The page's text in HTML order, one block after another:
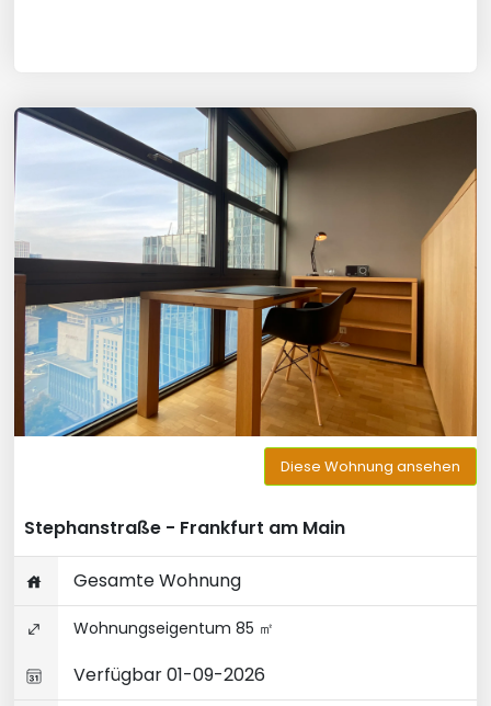
Diese Wohnung ansehen
Stephanstraße - Frankfurt am Main
Gesamte Wohnung
Wohnungseigentum 85 ㎡
Verfügbar 01-09-2026